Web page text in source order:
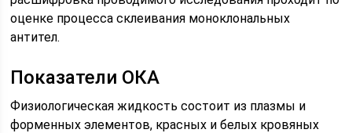
оценке процесса склеивания моноклональных
антител.
Показатели ОКА
Физиологическая жидкость состоит из плазмы и
форменных элементов, красных и белых кровяных